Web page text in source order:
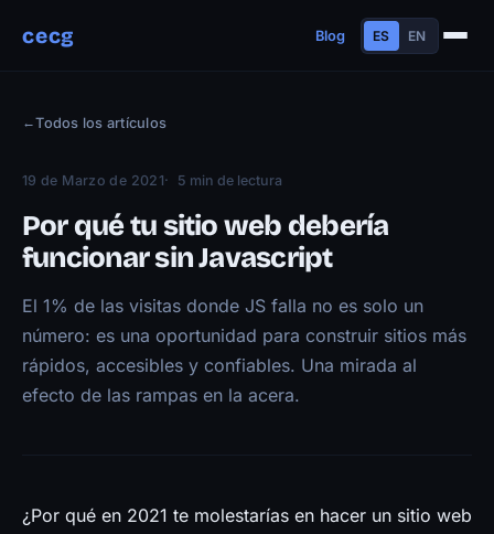
cecg Blog ES EN
Educación
Habilidades
Proyectos
Contacto
Blog
Trayectoria
Prensa
←Todos los artículos
19 de Marzo de 2021 5 min de lectura
Por qué tu sitio web debería
funcionar sin Javascript
El 1% de las visitas donde JS falla no es solo un
número: es una oportunidad para construir sitios más
rápidos, accesibles y confiables. Una mirada al
efecto de las rampas en la acera.
¿Por qué en 2021 te molestarías en hacer un sitio web